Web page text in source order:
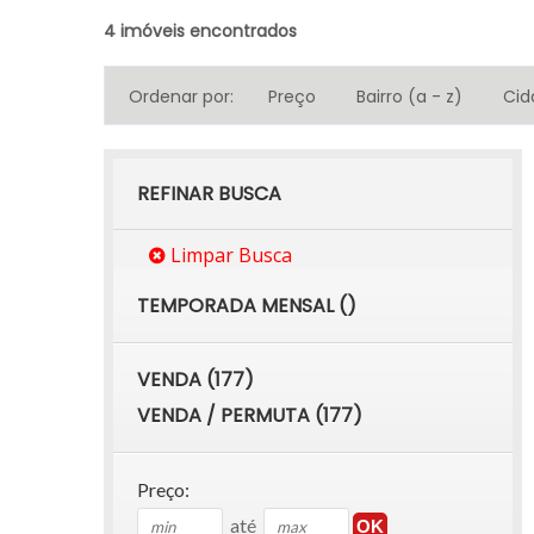
4 imóveis encontrados
Ordenar por: Preço Bairro (a - z)
REFINAR BUSCA
Limpar Busca
TEMPORADA MENSAL ()
VENDA (177)
VENDA / PERMUTA (177)
Preço:
até